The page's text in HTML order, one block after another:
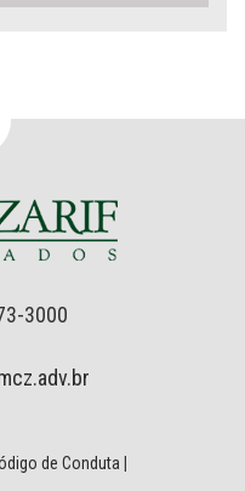
3000
de Conduta